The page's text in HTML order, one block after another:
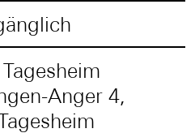
Anger 4,